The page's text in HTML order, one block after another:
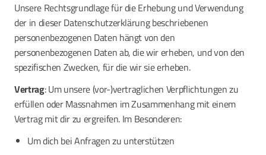
Unsere Rechtsgrundlage für die Erhebung und Verwendung
der in dieser Datenschutzerklärung beschriebenen
personenbezogenen Daten hängt von den
personenbezogenen Daten ab, die wir erheben, und von den
spezifischen Zwecken, für die wir sie erheben.
Vertrag: Um unsere (vor-)vertraglichen Verpflichtungen zu
erfüllen oder Massnahmen im Zusammenhang mit einem
Vertrag mit dir zu ergreifen. Im Besonderen:
Um dich bei Anfragen zu unterstützen